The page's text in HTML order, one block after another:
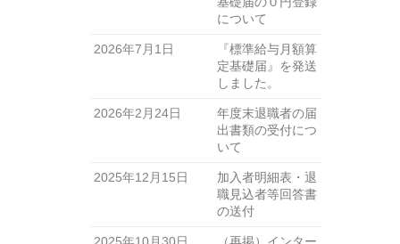
について
2026年7月1日
『標準給与月額算
定基礎届』を発送
しました。
2026年2月24日
年度末退職者の届
出書類の受付につ
いて
2025年12月15日
加入者明細表・退
職見込者等回答書
の送付